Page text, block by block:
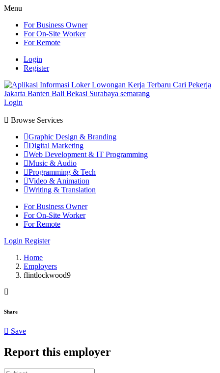
Menu
For Business Owner
For On-Site Worker
For Remote
Login
Register
Login
Browse Services
Graphic Design & Branding
Digital Marketing
Web Development & IT Programming
Music & Audio
Programming & Tech
Video & Animation
Writing & Translation
For Business Owner
For On-Site Worker
For Remote
Login Register
Home
Employers
flintlockwood9
Share
Save
Report this employer